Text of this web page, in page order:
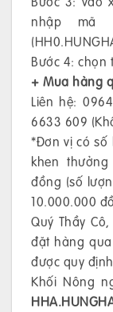
nhập mã
Bước 4:
+ Mua hàng
Liên hệ:
6633 609
*Đơn vị có số
khen
đồng (số
10.000.000
Quý Thầy
đặt hàng
được quy
Khối Nông